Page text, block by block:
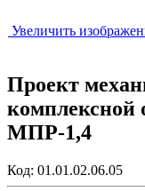
Увеличить
Проект
комплексной
МПР-1,4
Код: 01.01.02.06.05